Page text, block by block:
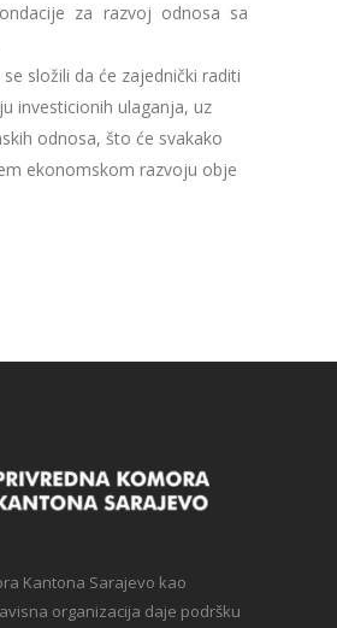
za razvoj odnosa sa
složili da će zajednički raditi
investicionih ulaganja, uz
odnosa, što će svakako
ekonomskom razvoju obje
Kantona Sarajevo kao
organizacija daje podršku